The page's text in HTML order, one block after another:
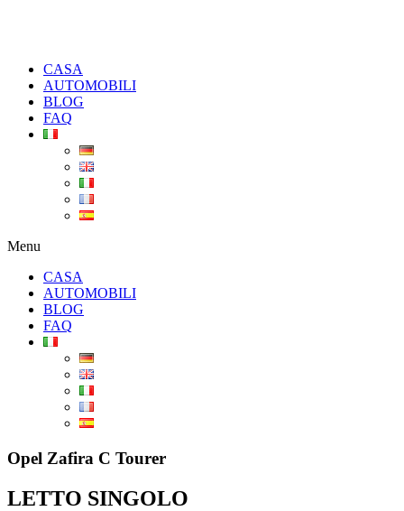
CASA
AUTOMOBILI
BLOG
FAQ
Menu
CASA
AUTOMOBILI
BLOG
FAQ
Opel Zafira C Tourer
LETTO SINGOLO